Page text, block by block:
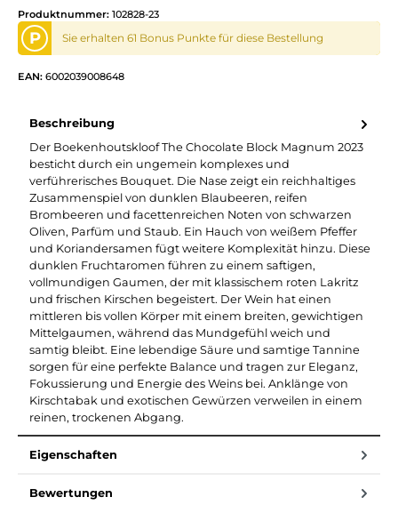
Produktnummer: 102828-23
P Sie erhalten 61 Bonus Punkte für diese Bestellung
EAN: 6002039008648
Beschreibung
Der Boekenhoutskloof The Chocolate Block Magnum 2023
besticht durch ein ungemein komplexes und
verführerisches Bouquet. Die Nase zeigt ein reichhaltiges
Zusammenspiel von dunklen Blaubeeren, reifen
Brombeeren und facettenreichen Noten von schwarzen
Oliven, Parfüm und Staub. Ein Hauch von weißem Pfeffer
und Koriandersamen fügt weitere Komplexität hinzu. Diese
dunklen Fruchtaromen führen zu einem saftigen,
vollmundigen Gaumen, der mit klassischem roten Lakritz
und frischen Kirschen begeistert. Der Wein hat einen
mittleren bis vollen Körper mit einem breiten, gewichtigen
Mittelgaumen, während das Mundgefühl weich und
samtig bleibt. Eine lebendige Säure und samtige Tannine
sorgen für eine perfekte Balance und tragen zur Eleganz,
Fokussierung und Energie des Weins bei. Anklänge von
Kirschtabak und exotischen Gewürzen verweilen in einem
reinen, trockenen Abgang.
Eigenschaften
Bewertungen